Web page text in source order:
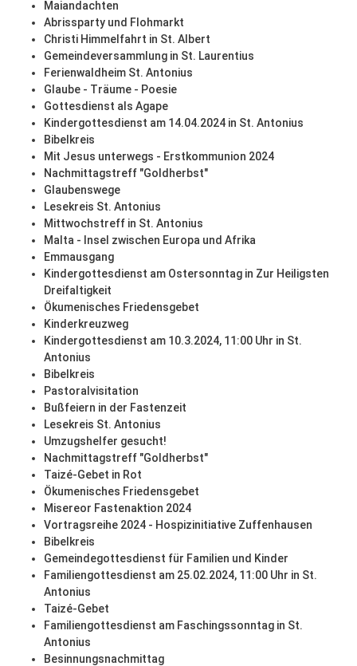
Maiandachten
Abrissparty und Flohmarkt
Christi Himmelfahrt in St. Albert
Gemeindeversammlung in St. Laurentius
Ferienwaldheim St. Antonius
Glaube - Träume - Poesie
Gottesdienst als Agape
Kindergottesdienst am 14.04.2024 in St. Antonius
Bibelkreis
Mit Jesus unterwegs - Erstkommunion 2024
Nachmittagstreff "Goldherbst"
Glaubenswege
Lesekreis St. Antonius
Mittwochstreff in St. Antonius
Malta - Insel zwischen Europa und Afrika
Emmausgang
Kindergottesdienst am Ostersonntag in Zur Heiligsten
Dreifaltigkeit
Ökumenisches Friedensgebet
Kinderkreuzweg
Kindergottesdienst am 10.3.2024, 11:00 Uhr in St.
Antonius
Bibelkreis
Pastoralvisitation
Bußfeiern in der Fastenzeit
Lesekreis St. Antonius
Umzugshelfer gesucht!
Nachmittagstreff "Goldherbst"
Taizé-Gebet in Rot
Ökumenisches Friedensgebet
Misereor Fastenaktion 2024
Vortragsreihe 2024 - Hospizinitiative Zuffenhausen
Bibelkreis
Gemeindegottesdienst für Familien und Kinder
Familiengottesdienst am 25.02.2024, 11:00 Uhr in St.
Antonius
Taizé-Gebet
Familiengottesdienst am Faschingssonntag in St.
Antonius
Besinnungsnachmittag